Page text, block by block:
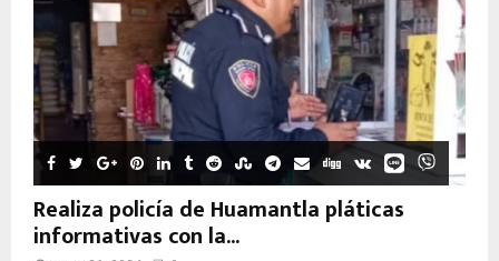
Realiza policía de Huamantla pláticas
informativas con la...